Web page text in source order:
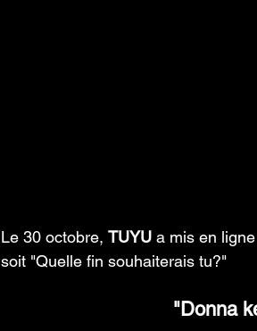
Le 30 octobre, TUYU a mis en
soit "Quelle fin souhaiterais tu?"
"Donna